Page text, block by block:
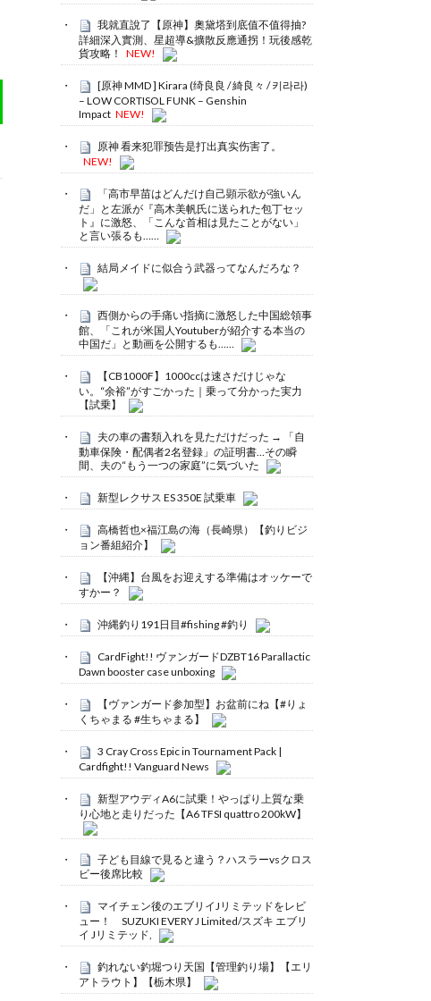
我就直說了【原神】奧黛塔到底值不值得抽?
詳細深入實測、星超導&擴散反應通拐！玩後感乾
貨攻略！
NEW!
[原神 MMD ] Kirara (绮良良 / 綺良々 / 키라라)
– LOW CORTISOL FUNK – Genshin
Impact NEW!
原神 看来犯罪预告是打出真实伤害了。
NEW!
「高市早苗はどんだけ自己顕示欲が強いん
だ」と左派が『高木美帆氏に送られた包丁セッ
ト』に激怒、「こんな首相は見たことがない」
と言い張るも……
結局メイドに似合う武器ってなんだろな？
西側からの手痛い指摘に激怒した中国総領事
館、「これが米国人Youtuberが紹介する本当の
中国だ」と動画を公開するも……
【CB1000F】1000ccは速さだけじゃな
い。“余裕”がすごかった｜乗って分かった実力
【試乗】
夫の車の書類入れを見ただけだった → 「自
動車保険・配偶者2名登録」の証明書…その瞬
間、夫の“もう一つの家庭”に気づいた
新型レクサス ES 350E 試乗車
高橋哲也×福江島の海（長崎県）【釣りビジ
ョン番組紹介】
【沖縄】台風をお迎えする準備はオッケーで
すかー？
沖縄釣り191日目#fishing #釣り
CardFight!! ヴァンガードDZBT16 Parallactic
Dawn booster case unboxing
【ヴァンガード参加型】お盆前にね【#りょ
くちゃまる #生ちゃまる】
3 Cray Cross Epic in Tournament Pack |
Cardfight!! Vanguard News
新型アウディA6に試乗！やっぱり上質な乗
り心地と走りだった【A6 TFSI quattro 200kW】
子ども目線で見ると違う？ハスラーvsクロス
ビー後席比較
マイチェン後のエブリイJリミテッドをレビ
ュー！ SUZUKI EVERY J Limited/スズキ エブリ
イ Jリミテッド,
釣れない釣堀つり天国【管理釣り場】【エリ
アトラウト】【栃木県】